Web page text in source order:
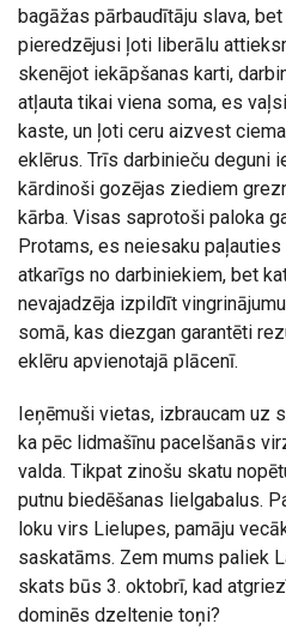
bagāžas pārbaudītāju slava,
pieredzējusi ļoti liberālu
skenējot iekāpšanas karti,
atļauta tikai viena soma, es
kaste, un ļoti ceru aizvest
eklērus. Trīs darbinieču deguni
kārdinoši gozējas ziediem
kārba. Visas saprotoši paloka
Protams, es neiesaku
atkarīgs no darbiniekiem, bet
nevajadzēja izpildīt
somā, kas diezgan garantēti
eklēru apvienotajā plācenī.
Ieņēmuši vietas, izbraucam uz
ka pēc lidmašīnu pacelšanās
valda. Tikpat zinošu skatu
putnu biedēšanas lielgabalus.
loku virs Lielupes, pamāju
saskatāms. Zem mums paliek
skats būs 3. oktobrī, kad
dominēs dzeltenie toņi?